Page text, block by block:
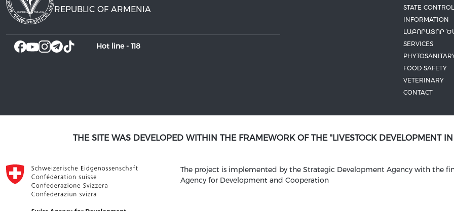
REPUBLIC OF ARMENIA
Hot line - 118
STATE CONTROL
INFORMATION
ԼԱԲՈՐԱՏՈՐ
SERVICES
FOOD SAFETY
VETERINARY
CONTACT
THE SITE WAS DEVELOPED WITHIN THE FRAMEWORK OF THE "LIVESTOCK DEVELOPMENT
The project is implemented by the Strategic Development Agency with the
Agency for Development and Cooperation